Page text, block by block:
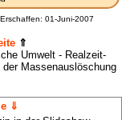
Erschaffen: 01-Juni-2007
⇑
Umwelt - Realzeit-
Massenauslöschung
⇓